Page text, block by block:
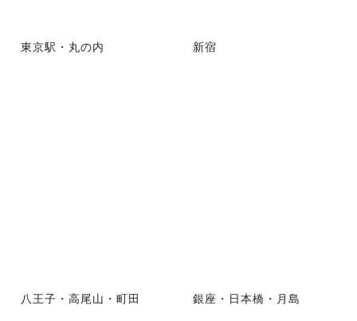
東京駅・丸の内 新宿
八王子・高尾山・町田 銀座・日本橋・月島